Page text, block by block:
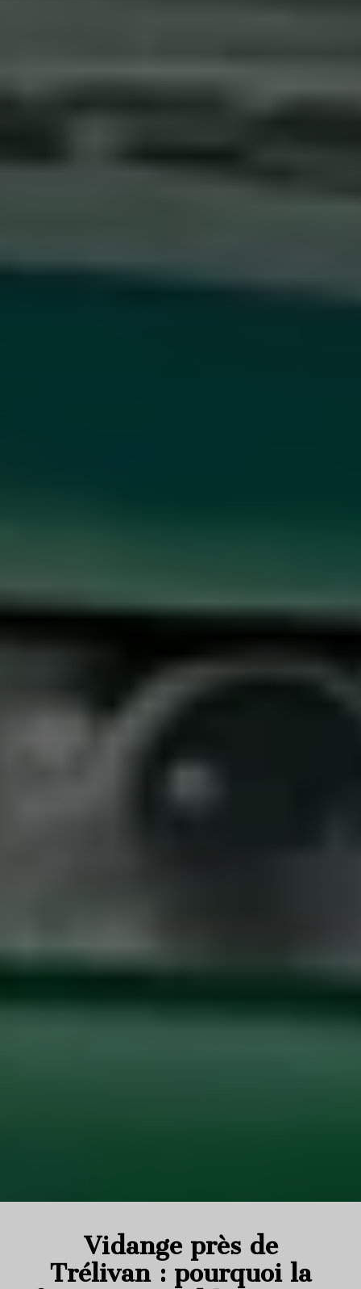
Vidange près de
Trélivan : pourquoi la